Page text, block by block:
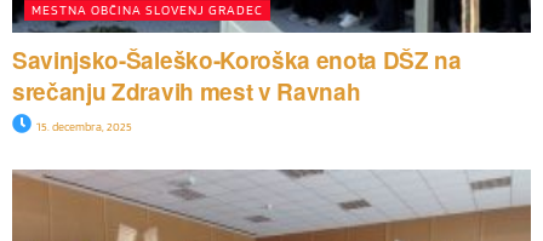
MESTNA OBČINA SLOVENJ GRADEC
Savinjsko-Šaleško-Koroška enota DŠZ na
srečanju Zdravih mest v Ravnah
15. decembra, 2025